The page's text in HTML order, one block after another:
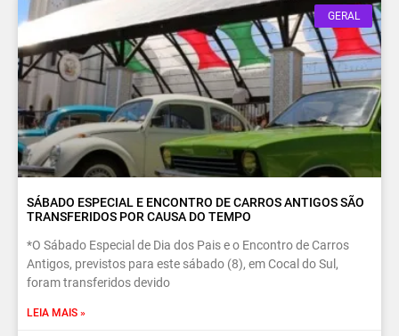
GERAL
SÁBADO ESPECIAL E ENCONTRO DE CARROS ANTIGOS SÃO
TRANSFERIDOS POR CAUSA DO TEMPO
*O Sábado Especial de Dia dos Pais e o Encontro de Carros
Antigos, previstos para este sábado (8), em Cocal do Sul,
foram transferidos devido
LEIA MAIS »